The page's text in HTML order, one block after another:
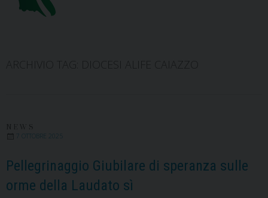
7 OTTOBRE 2025
Pellegrinaggio Giubilare di speranza sulle
orme della Laudato sì